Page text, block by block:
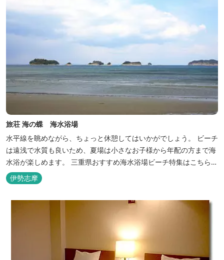
旅荘 海の蝶 海水浴場
水平線を眺めながら、ちょっと休憩してはいかがでしょう。 ビーチ
は遠浅で水質も良いため、夏場は小さなお子様から年配の方まで海
水浴が楽しめます。 三重県おすすめ海水浴場ビーチ特集はこちら
🏖三重の海水浴場ビーチ特集 プー...
伊勢志摩